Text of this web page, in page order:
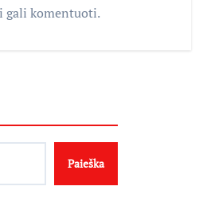
gali komentuoti.
Paieška